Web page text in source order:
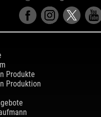
Produkte
Produktion